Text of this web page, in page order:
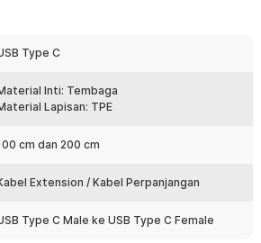
laptop, PC, charger, atau hub USB. Solusi
berkualitas yang mampu menjaga
koneksi data. Lapisan luar menggunakan
Material ini membantu menjaga kabel
dengan kebutuhan penggunaan.
fleksibel memudahkan Anda
Type C
Inti: Tembaga
Lapisan: TPE
cm dan 200 cm
Extension / Kabel Perpanjangan
Type C Male ke USB Type C Female